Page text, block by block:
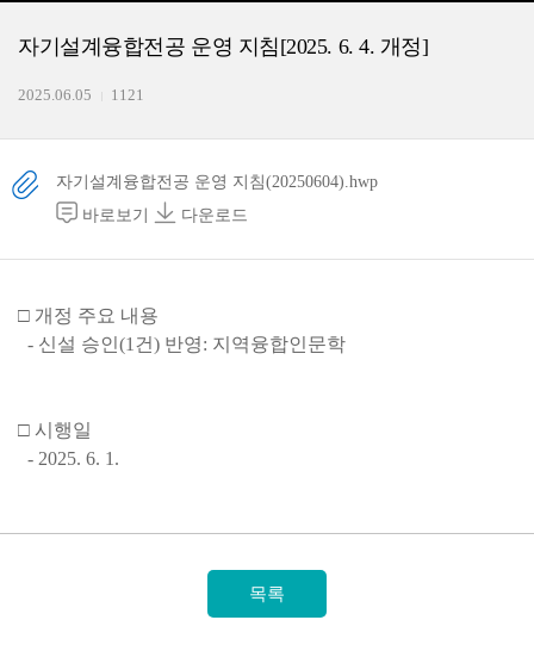
자기설계융합전공 운영 지침[2025. 6. 4. 개정]
2025.06.05 1121
자기설계융합전공 운영 지침(20250604).hwp
바로보기
다운로드
□ 개정 주요 내용
- 신설 승인(1건) 반영: 지역융합인문학
□ 시행일
- 2025. 6. 1.